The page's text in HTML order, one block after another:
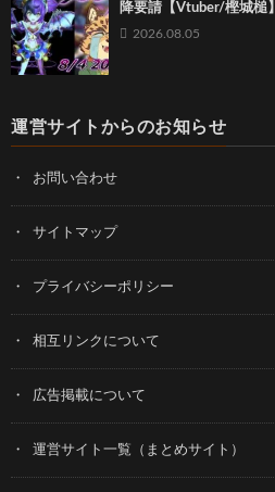
降要請【Vtuber/樫城槌】
2026.08.05
運営サイトからのお知らせ
お問い合わせ
サイトマップ
プライバシーポリシー
相互リンクについて
広告掲載について
運営サイト一覧（まとめサイト）